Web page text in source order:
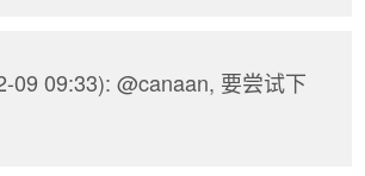
09 09:33): @canaan, 要尝试下